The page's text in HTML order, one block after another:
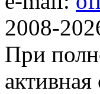
2008-
При